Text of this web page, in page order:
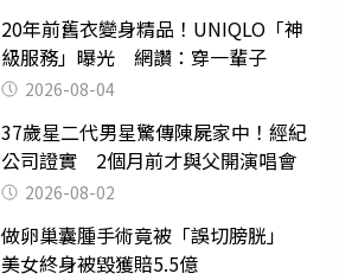
20年前舊衣變身精品！UNIQLO「神
級服務」曝光 網讚：穿一輩子
2026-08-04
37歲星二代男星驚傳陳屍家中！經紀
公司證實 2個月前才與父開演唱會
2026-08-02
做卵巢囊腫手術竟被「誤切膀胱」
美女終身被毀獲賠5.5億